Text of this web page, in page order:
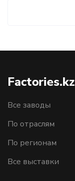
Factories.kz
Все заводы
По отраслям
По регионам
Все выставки